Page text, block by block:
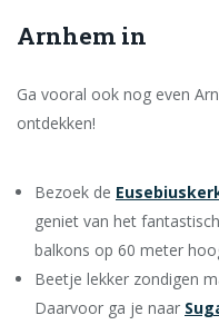
Arnhem in
Ga vooral ook nog even
ontdekken!
Bezoek de
geniet van het
balkons op 60 meter
Beetje lekker zondigen
Daarvoor ga je naar